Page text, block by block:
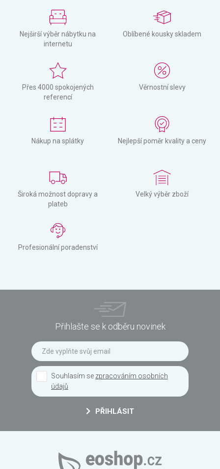
Nejširší výběr nábytku na
internetu
Oblíbené kousky skladem
Přes 4000 spokojených
referencí
Věrnostní slevy
Nákup na splátky Nejlepší poměr kvality a ceny
Široká možnost dopravy a
plateb
Velký výběr zboží
Profesionální poradenství
Přihlašte se k odběru novinek
Souhlasím se zpracováním osobních
údajů
PŘIHLÁSIT